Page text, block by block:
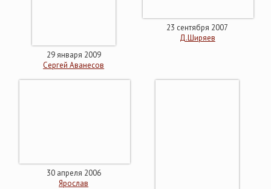
29 января 2009
Сергей Аванесов
23 сентября 2007
Д.Ширяев
30 апреля 2006
Ярослав